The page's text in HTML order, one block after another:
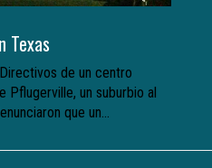
Texas
de un centro
Pflugerville, un suburbio al
que un...